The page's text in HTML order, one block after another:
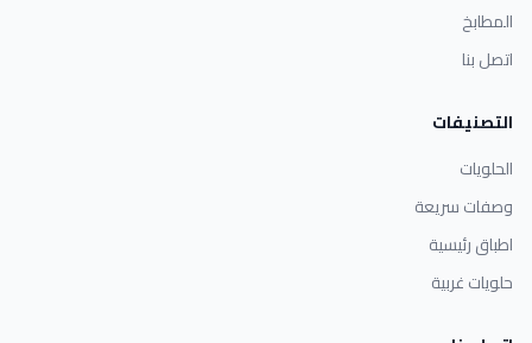
المطابخ
اتصل بنا
التصنيفات
الحلويات
وصفات سريعة
اطباق رئيسية
حلويات غربية